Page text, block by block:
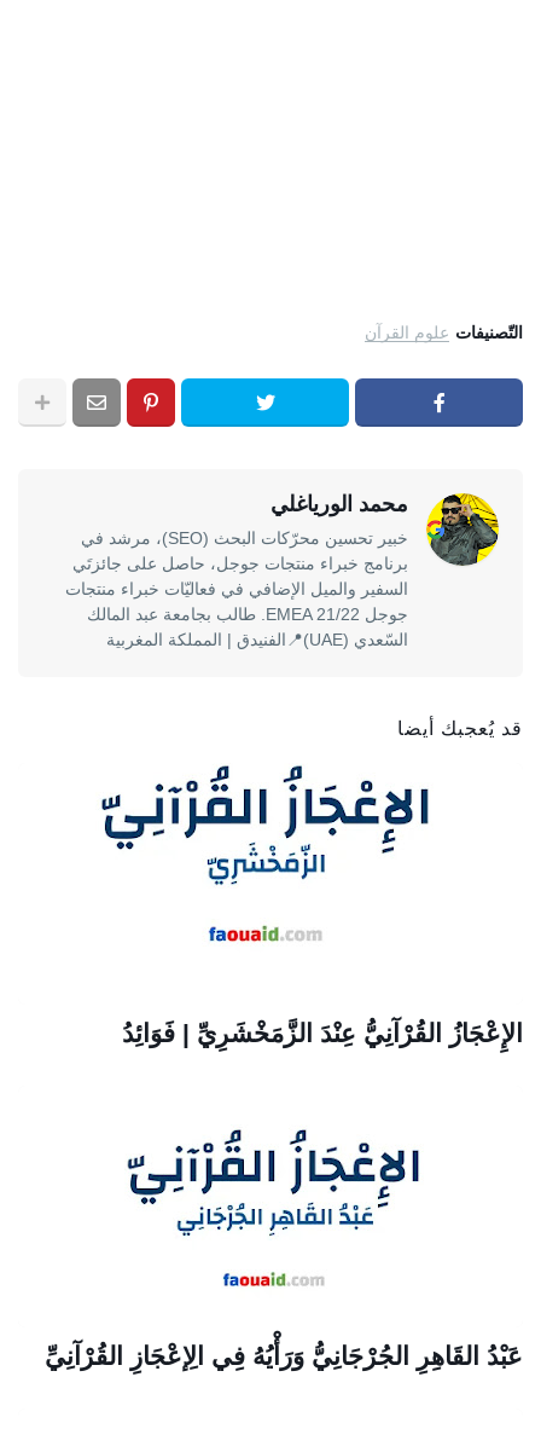
التّصنيفات علوم القرآن
محمد الورياغلي
خبير تحسين محرّكات البحث (SEO)، مرشد في
برنامج خبراء منتجات جوجل، حاصل على جائزتَي
السفير والميل الإضافي في فعاليّات خبراء منتجات
جوجل EMEA 21/22. طالب بجامعة عبد المالك
السّعدي (UAE)📍الفنيدق | المملكة المغربية
قد يُعجبك أيضا
الإِعْجَازُ القُرْآنِيُّ عِنْدَ الزَّمَخْشَرِيِّ | فَوَائِدُ
عَبْدُ القَاهِرِ الجُرْجَانِيُّ وَرَأْيُهُ فِي الِإعْجَازِ القُرْآنِيِّ